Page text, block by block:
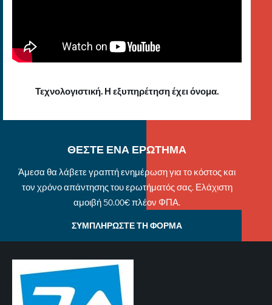
Τεχνολογιστική. Η εξυπηρέτηση έχει όνομα.
ΘΕΣΤΕ ΕΝΑ ΕΡΩΤΗΜΑ
Άμεσα θα λάβετε γραπτή ενημέρωση για το κόστος και
τον χρόνο απάντησης του ερωτήματός σας. Ελάχιστη
αμοιβή 50.00€ πλέον ΦΠΑ.
ΣΥΜΠΛΗΡΩΣΤΕ ΤΗ ΦΟΡΜΑ